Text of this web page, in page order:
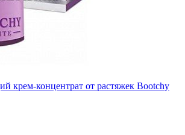
крем-концентрат от растяжек Bootchy